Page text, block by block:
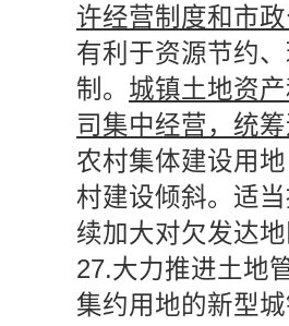
许经营制度和市
有利于资源节约
制。 城镇土地资
司集中经营，统
农村集体建设用
村建设倾斜。适
续加大对欠发达
27.大力推进土地
集约用地的新型